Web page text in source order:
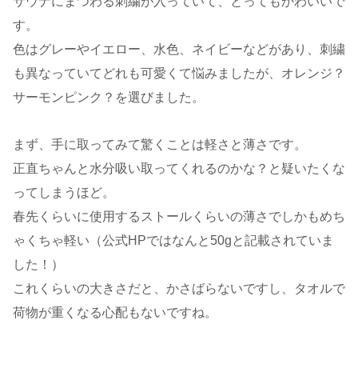
す。
色はグレーやイエロー、水色、ネイビーなどがあり、刺繍
も異なっていてどれも可愛くて悩みましたが、オレンジ？
サーモンピンク？を選びました。
まず、手に取ってみて驚くことは軽さと薄さです。
正直ちゃんと水分吸い取ってくれるのかな？と疑いたくな
ってしまうほど。
春先くらいに使用するストールくらいの薄さでしかもめち
ゃくちゃ軽い（公式HPではなんと50gと記載されていま
した！）
これくらいの大きさだと、かさばらないですし、タオルで
荷物が重くなる心配もないですね。